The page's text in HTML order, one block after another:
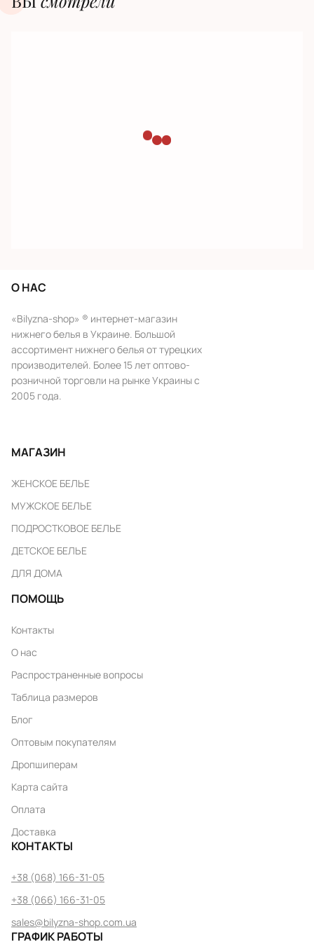
О НАС
«Bilyzna-shop» ® интернет-магазин
нижнего белья в Украине. Большой
ассортимент нижнего белья от турецких
производителей. Более 15 лет оптово-
розничной торговли на рынке Украины с
2005 года.
МАГАЗИН
ЖЕНСКОЕ БЕЛЬЕ
МУЖСКОЕ БЕЛЬЕ
ПОДРОСТКОВОЕ БЕЛЬЕ
ДЕТСКОЕ БЕЛЬЕ
ДЛЯ ДОМА
ПОМОЩЬ
Контакты
О нас
Распространенные вопросы
Таблица размеров
Блог
Оптовым покупателям
Дропшиперам
Карта сайта
Оплата
Доставка
КОНТАКТЫ
+38 (068) 166-31-05
+38 (066) 166-31-05
sales@bilyzna-shop.com.ua
ГРАФИК РАБОТЫ